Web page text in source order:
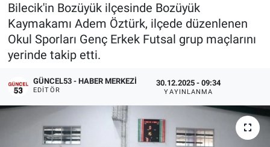
Bilecik'in Bozüyük ilçesinde Bozüyük
Kaymakamı Adem Öztürk, ilçede düzenlenen
Okul Sporları Genç Erkek Futsal grup maçlarını
yerinde takip etti.
GÜNCEL53 - HABER MERKEZI
EDITÖR
30.12.2025 - 09:34
YAYINLANMA